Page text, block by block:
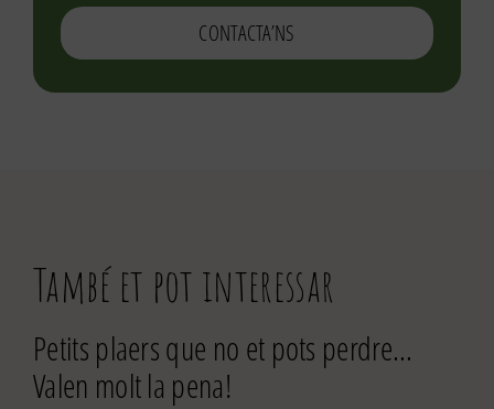
CONTACTA’NS
També et pot interessar
Petits plaers que no et pots perdre…
Valen molt la pena!